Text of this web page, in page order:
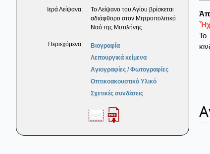
Ιερά Λείψανα:
Το Λείψανο του Αγίου βρίσκεται
αδιάφθορο στον Μητροπολιτικό
Ναό της Μυτιλήνης.
Περιεχόμενα:
Βιογραφία
Λειτουργικά κείμενα
Αγιογραφίες / Φωτογραφίες
Οπτικοακουστικό Υλικό
Σχετικές συνδέσεις
Το